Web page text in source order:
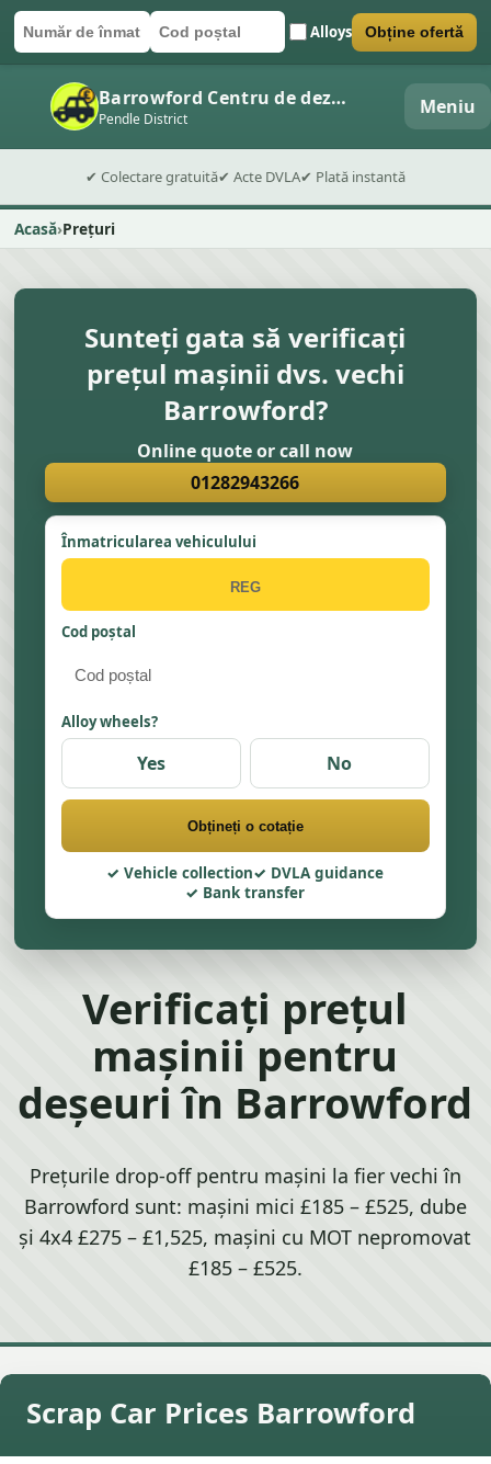
Număr de înmatriculare
Cod poștal Alloys
Trimite formularul Obține ofertă
Barrowford Centru de dezmembrări auto
Pendle District Meniu
✔ Colectare gratuită✔ Acte DVLA✔ Plată instantă
Acasă Prețuri
Sunteți gata să verificați
prețul mașinii dvs. vechi
Barrowford?
Online quote or call now
01282943266
Înmatricularea vehiculului
Cod poștal
Alloy wheels?
Yes No
Obțineți o cotație
Vehicle collection
DVLA guidance
Bank transfer
Verificați prețul
mașinii pentru
deșeuri în Barrowford
Prețurile drop-off pentru mașini la fier vechi în
Barrowford sunt: mașini mici £185 – £525, dube
și 4x4 £275 – £1,525, mașini cu MOT nepromovat
£185 – £525.
Scrap Car Prices Barrowford